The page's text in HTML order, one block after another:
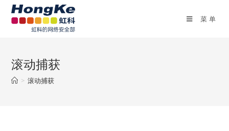
菜单
滚动捕获
> 滚动捕获